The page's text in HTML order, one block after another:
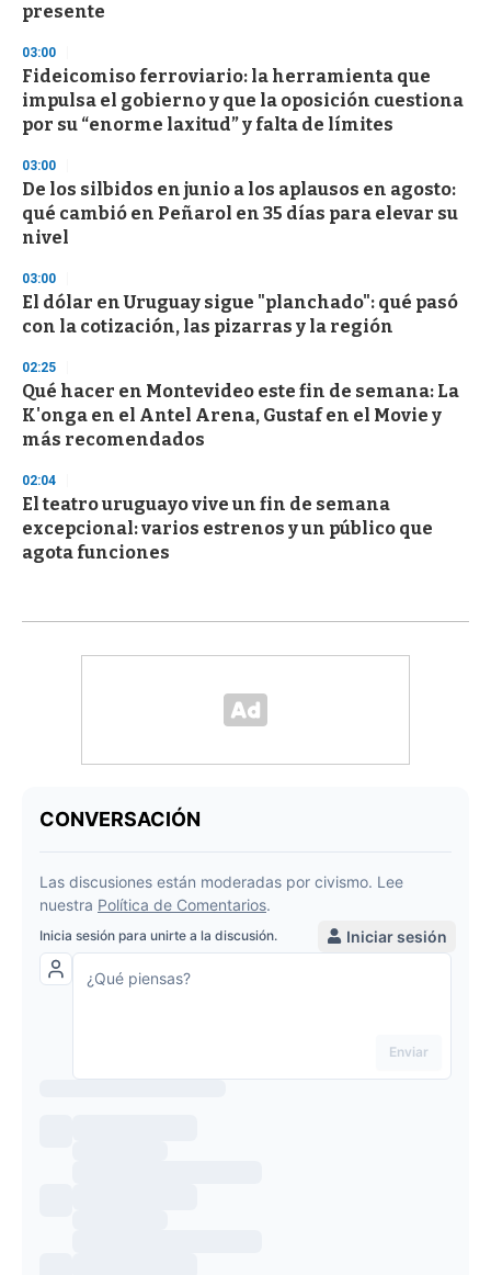
presente
03:00
Fideicomiso ferroviario: la herramienta que
impulsa el gobierno y que la oposición cuestiona
por su “enorme laxitud” y falta de límites
03:00
De los silbidos en junio a los aplausos en agosto:
qué cambió en Peñarol en 35 días para elevar su
nivel
03:00
El dólar en Uruguay sigue "planchado": qué pasó
con la cotización, las pizarras y la región
02:25
Qué hacer en Montevideo este fin de semana: La
K'onga en el Antel Arena, Gustaf en el Movie y
más recomendados
02:04
El teatro uruguayo vive un fin de semana
excepcional: varios estrenos y un público que
agota funciones